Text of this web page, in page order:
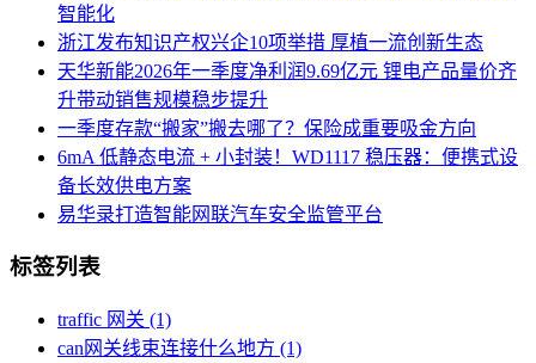
智能化
浙江发布知识产权兴企10项举措 厚植一流创新生态
天华新能2026年一季度净利润9.69亿元 锂电产品量价齐
升带动销售规模稳步提升
一季度存款“搬家”搬去哪了？保险成重要吸金方向
6mA 低静态电流 + 小封装！WD1117 稳压器：便携式设
备长效供电方案
易华录打造智能网联汽车安全监管平台
标签列表
traffic 网关 (1)
can网关线束连接什么地方 (1)